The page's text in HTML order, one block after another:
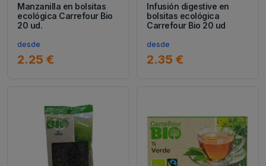
Manzanilla en bolsitas
ecológica Carrefour Bio
20 ud.
desde
2.25 €
Infusión digestive en
bolsitas ecológica
Carrefour Bio 20 ud
desde
2.35 €